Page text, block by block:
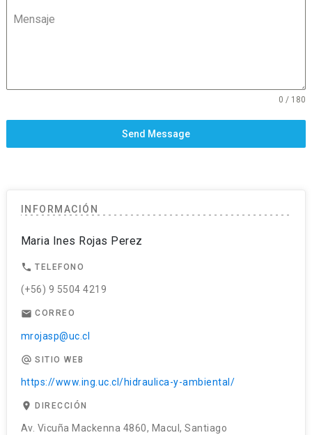
Mensaje
0 / 180
Send Message
INFORMACIÓN
Maria Ines Rojas Perez
phone TELEFONO
(+56) 9 5504 4219
email CORREO
mrojasp@uc.cl
alternate_email SITIO WEB
https://www.ing.uc.cl/hidraulica-y-ambiental/
place DIRECCIÓN
Av. Vicuña Mackenna 4860, Macul, Santiago